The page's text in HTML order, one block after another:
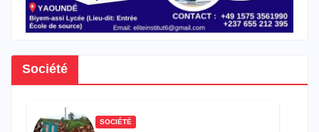
Société
SOCIÉTÉ